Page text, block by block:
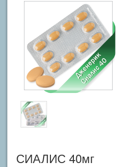
СИАЛИС 40мг